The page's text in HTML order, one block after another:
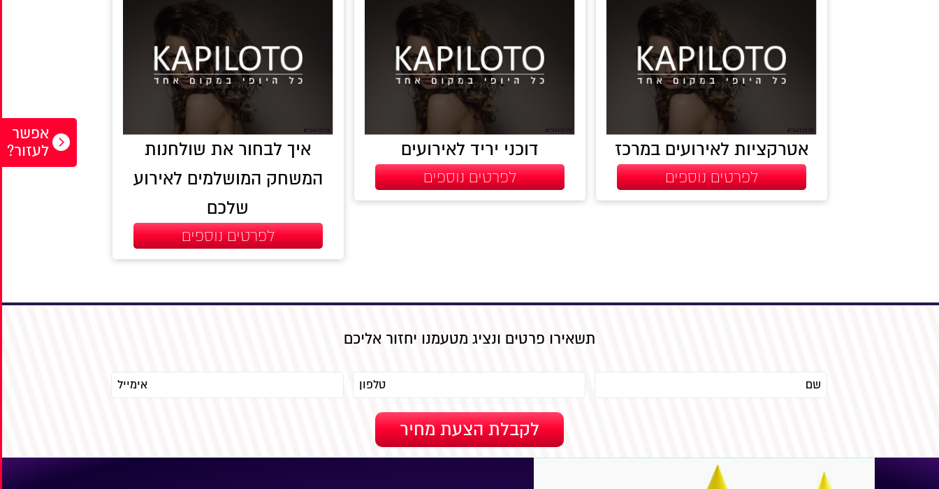
אטרקציות לאירועים במרכז
לפרטים נוספים
דוכני יריד לאירועים
לפרטים נוספים
איך לבחור את שולחנות
המשחק המושלמים לאירוע
שלכם
לפרטים נוספים
אפשר
לעזור?
תשאירו פרטים ונציג מטעמנו יחזור אליכם